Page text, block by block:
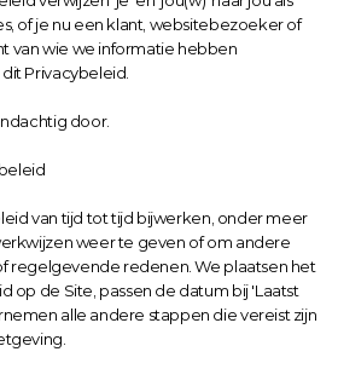
of je nu een klant, websitebezoeker of
van wie we informatie hebben
Privacybeleid.
door.
van tijd tot tijd bijwerken, onder meer
weer te geven of om andere
regelgevende redenen. We plaatsen het
op de Site, passen de datum bij 'Laatst
alle andere stappen die vereist zijn